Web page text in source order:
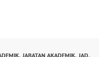
, JABATAN AKADEMIK, JAD,